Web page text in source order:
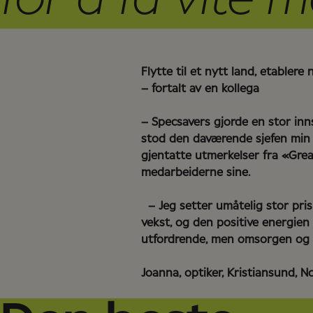
Flytte til et nytt land, etablere
– fortalt av en kollega
– Specsavers gjorde en stor
stod den daværende sjefen
gjentatte utmerkelser fra
medarbeiderne sine.
– Jeg setter umåtelig stor
vekst, og den positive
utfordrende, men omsorgen
Joanna, optiker, Kristiansund,